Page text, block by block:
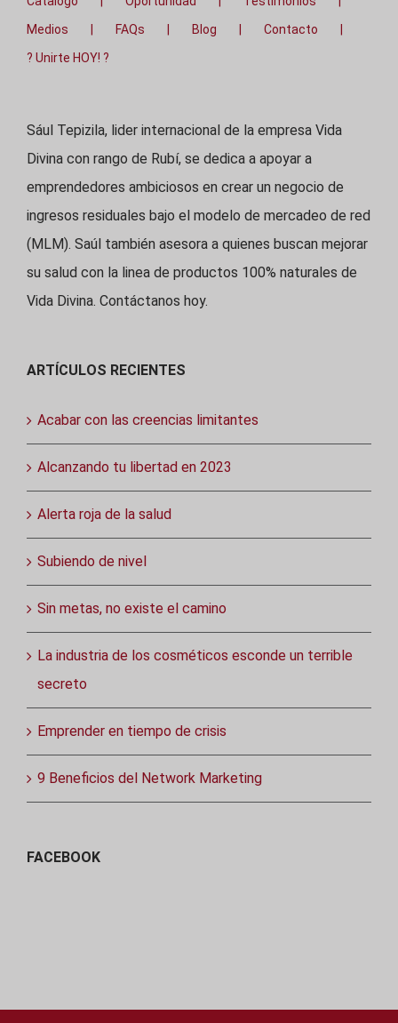
Medios
FAQs Blog
Contacto
? Unirte HOY! ?
Sául Tepizila, lider internacional de la empresa Vida
Divina con rango de Rubí, se dedica a apoyar a
emprendedores ambiciosos en crear un negocio de
ingresos residuales bajo el modelo de mercadeo de red
(MLM). Saúl también asesora a quienes buscan mejorar
su salud con la linea de productos 100% naturales de
Vida Divina. Contáctanos hoy.
ARTÍCULOS RECIENTES
Acabar con las creencias limitantes
Alcanzando tu libertad en 2023
Alerta roja de la salud
Subiendo de nivel
Sin metas, no existe el camino
La industria de los cosméticos esconde un terrible
secreto
Emprender en tiempo de crisis
9 Beneficios del Network Marketing
FACEBOOK